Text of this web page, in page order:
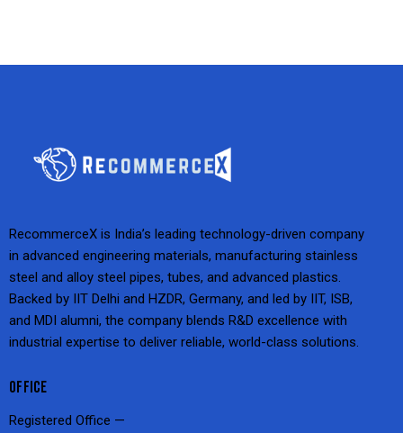
RecommerceX is India’s leading technology-driven company
in advanced engineering materials, manufacturing stainless
steel and alloy steel pipes, tubes, and advanced plastics.
Backed by IIT Delhi and HZDR, Germany, and led by IIT, ISB,
and MDI alumni, the company blends R&D excellence with
industrial expertise to deliver reliable, world-class solutions.
OFFICE
Registered Office —